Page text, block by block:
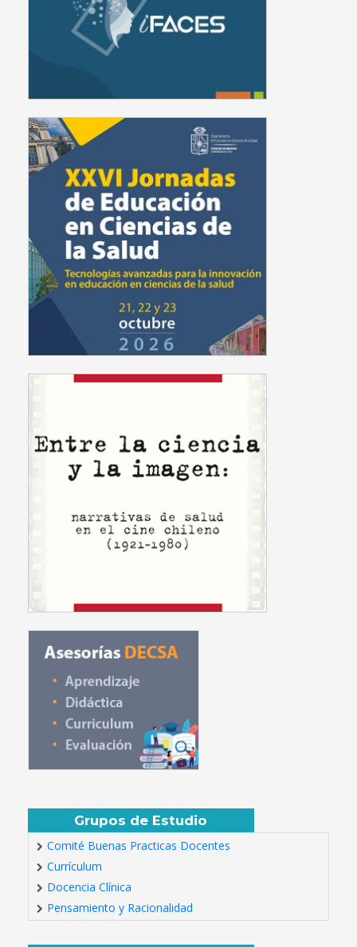
Grupos de Estudio
Comité Buenas Practicas Docentes
Currículum
Docencia Clínica
Pensamiento y Racionalidad